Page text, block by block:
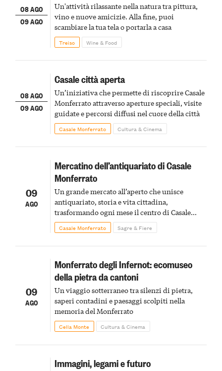
08 AGO
09 AGO
Un'attività rilassante nella natura tra pittura,
vino e nuove amicizie. Alla fine, puoi
scambiare la tua tela o portarla a casa
Treiso Wine & Food
08 AGO
09 AGO
Casale città aperta
Un’iniziativa che permette di riscoprire Casale
Monferrato attraverso aperture speciali, visite
guidate e percorsi diffusi nel cuore della città
Casale Monferrato Cultura & Cinema
09
AGO
Mercatino dell’antiquariato di Casale
Monferrato
Un grande mercato all’aperto che unisce
antiquariato, storia e vita cittadina,
trasformando ogni mese il centro di Casale
Monferrato in un luogo di scoperta e racconto
Casale Monferrato Sagre & Fiere
09
AGO
Monferrato degli Infernot: ecomuseo
della pietra da cantoni
Un viaggio sotterraneo tra silenzi di pietra,
saperi contadini e paesaggi scolpiti nella
memoria del Monferrato
Cella Monte Cultura & Cinema
Immagini, legami e futuro